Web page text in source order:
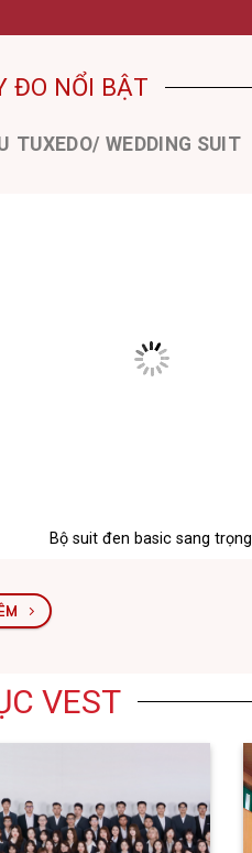
ĐO NỔI BẬT
TUXEDO/ WEDDING SUIT
Bộ suit đen basic sang trọng
VEST